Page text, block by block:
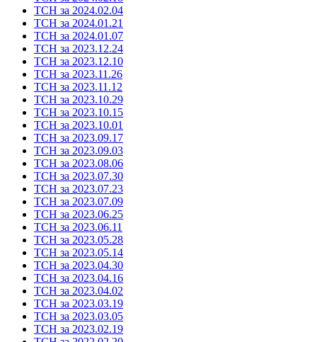
ТСН за 2024.02.04
ТСН за 2024.01.21
ТСН за 2024.01.07
ТСН за 2023.12.24
ТСН за 2023.12.10
ТСН за 2023.11.26
ТСН за 2023.11.12
ТСН за 2023.10.29
ТСН за 2023.10.15
ТСН за 2023.10.01
ТСН за 2023.09.17
ТСН за 2023.09.03
ТСН за 2023.08.06
ТСН за 2023.07.30
ТСН за 2023.07.23
ТСН за 2023.07.09
ТСН за 2023.06.25
ТСН за 2023.06.11
ТСН за 2023.05.28
ТСН за 2023.05.14
ТСН за 2023.04.30
ТСН за 2023.04.16
ТСН за 2023.04.02
ТСН за 2023.03.19
ТСН за 2023.03.05
ТСН за 2023.02.19